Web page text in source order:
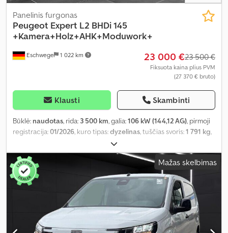
Eschwege 1 022 km
Panelinis furgonas
Peugeot Expert L2 BHDi 145
+Kamera+Holz+AHK+Moduwork+
23 000 €23 500 €
Fiksuota kaina plius PVM
(27 370 € bruto)
Klausti Skambinti
Būklė: naudotas, rida: 3 500 km, galia:106 kW (144,12 AG), pirmoji
registracija:01/2026, kuro tipas:dyzelinas, tuščias svoris:1 791 kg,
943 kg, bendras svoris:
bazė:3 275 mm, kita apžiūra (TÜV):01/2028, kuras:dyzelinas,
spalva:balta , vairuotojo kabina: , pavaros tipas:mechaninis,
emisijos klasė:
, sėdimų vietų skaičius:3, bendras ilgis:
mm, bendras plotis: 1 900 mm , krovimo vietos ilgis:4 980 mm
krovinių skyriaus plotis:
, krovos erdvės aukštis:1 895
, Gamybos metai:2025, Įranga:ABS, borto kompiuteris,
centrinis užraktas, elektroninė stabilumo programa (ESP),
imobilaizerio sistema, kruizo kontrolė, naudoto automobilio
Mažas skelbimas